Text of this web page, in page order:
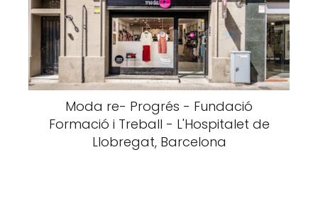
Moda re- Progrés - Fundació
Formació i Treball - L'Hospitalet de
Llobregat, Barcelona